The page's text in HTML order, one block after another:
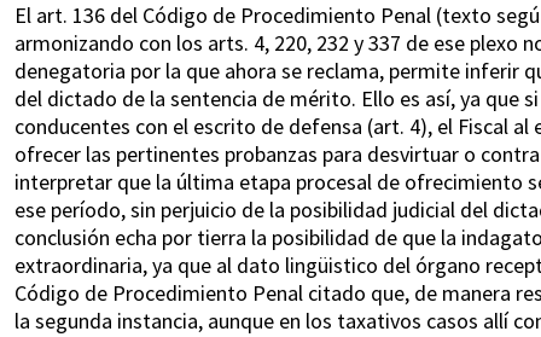
El art. 136 del Código de Procedimiento Penal (texto
armonizando con los arts. 4, 220, 232 y 337 de ese
denegatoria por la que ahora se reclama, permite inferir
del dictado de la sentencia de mérito. Ello es así, ya que
conducentes con el escrito de defensa (art. 4), el Fiscal
ofrecer las pertinentes probanzas para desvirtuar o
interpretar que la última etapa procesal de ofrecimiento
ese período, sin perjuicio de la posibilidad judicial del
conclusión echa por tierra la posibilidad de que la
extraordinaria, ya que al dato lingüistico del órgano
Código de Procedimiento Penal citado que, de manera
la segunda instancia, aunque en los taxativos casos allí